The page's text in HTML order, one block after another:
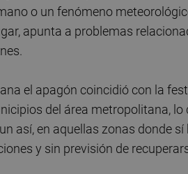
o un fenómeno
apunta a problemas
el apagón coincidió con la
del área metropolitana, lo
así, en aquellas zonas donde
y sin previsión de